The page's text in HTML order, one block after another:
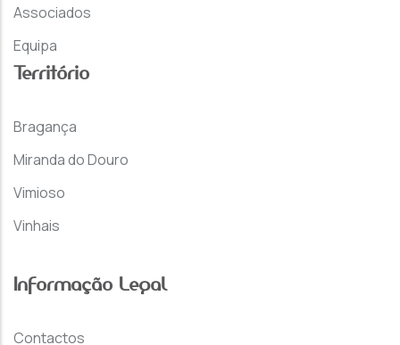
Associados
Equipa
Território
Bragança
Miranda do Douro
Vimioso
Vinhais
Informação Legal
Contactos